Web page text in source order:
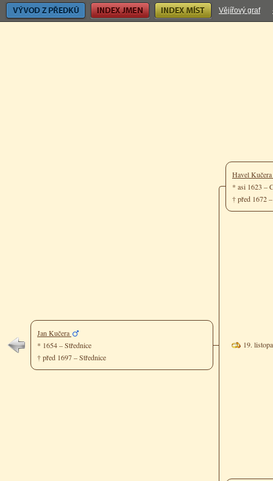
Vývod z předků Index jmen Index míst Vějířový graf
Jan Kučera
* 1654 – Střednice
† před 1697 – Střednice
Havel Kučera
* asi 1623 –
† před 1672
19.